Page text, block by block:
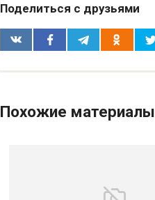
Поделиться с друзьями
Похожие материалы